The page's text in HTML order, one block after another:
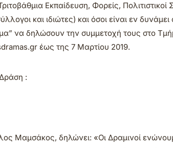
Εκπαίδευση, Φορείς,
και ιδιώτες) και όσοι είναι εν
να δηλώσουν την συμμετοχή τους στο
έως της 7 Μαρτίου 2019.
:
Μαμσάκος, δηλώνει: «Οι Δραμινοί